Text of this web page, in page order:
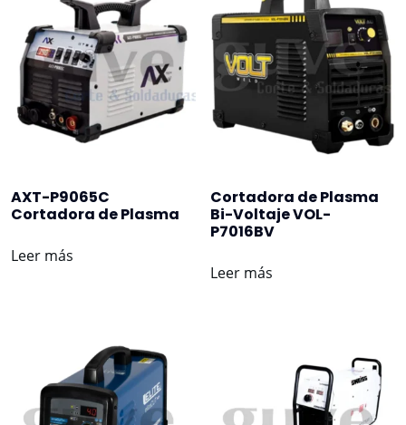
AXT-P9065C
Cortadora de Plasma
Leer más
Cortadora de Plasma
Bi-Voltaje VOL-
P7016BV
Leer más